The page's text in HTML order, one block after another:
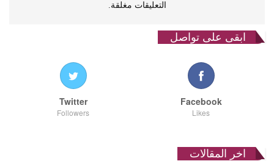
التعليقات مغلقة.
ابقى على تواصل
Facebook
Likes
Twitter
Followers
اخر المقالات